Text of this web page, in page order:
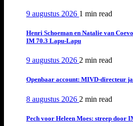
9 augustus 2026 1 min read
Henri Schoeman en Natalie van
IM 70.3 Lapu-Lapu
9 augustus 2026 2 min read
Openbaar account: MIVD-directeur
8 augustus 2026 2 min read
Pech voor Heleen Moes: streep door